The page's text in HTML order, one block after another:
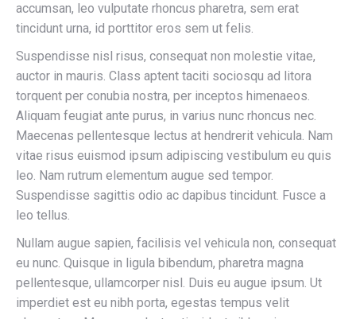
accumsan, leo vulputate rhoncus pharetra, sem erat
tincidunt urna, id porttitor eros sem ut felis.
Suspendisse nisl risus, consequat non molestie vitae,
auctor in mauris. Class aptent taciti sociosqu ad litora
torquent per conubia nostra, per inceptos himenaeos.
Aliquam feugiat ante purus, in varius nunc rhoncus nec.
Maecenas pellentesque lectus at hendrerit vehicula. Nam
vitae risus euismod ipsum adipiscing vestibulum eu quis
leo. Nam rutrum elementum augue sed tempor.
Suspendisse sagittis odio ac dapibus tincidunt. Fusce a
leo tellus.
Nullam augue sapien, facilisis vel vehicula non, consequat
eu nunc. Quisque in ligula bibendum, pharetra magna
pellentesque, ullamcorper nisl. Duis eu augue ipsum. Ut
imperdiet est eu nibh porta, egestas tempus velit